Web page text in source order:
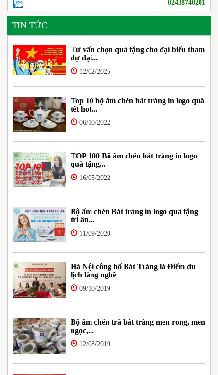
02438740201
TIN TỨC
Tư vấn chọn quà tặng cho đại biểu tham
dự đại...
12/02/2025
Top 10 bộ ấm chén bát tràng in logo quà
tết hot...
06/10/2022
TOP 100 Bộ ấm chén bát tràng in logo
quà tặng...
16/05/2022
Bộ ấm chén Bát tràng in logo quà tặng
tri ân...
11/09/2020
Hà Nội công bố Bát Tràng là Điểm du
lịch làng nghề
09/10/2019
Bộ ấm chén trà bát tràng men rong, men
ngọc,...
12/08/2019